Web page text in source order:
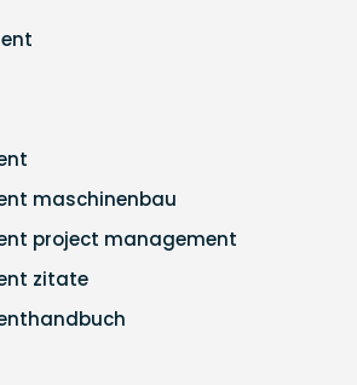
maschinenbau
project management
zitate